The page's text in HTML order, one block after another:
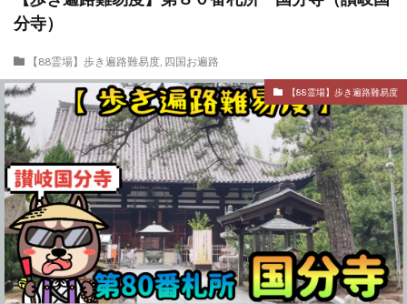
分寺）
【88霊場】歩き遍路難易度, 四国お遍路
【88霊場】歩き遍路難易度